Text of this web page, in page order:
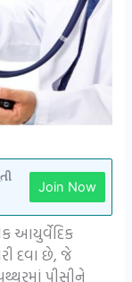
Join Now
આયુર્વેદિક
દવા છે, જે
પીસીને